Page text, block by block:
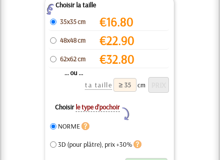
ZChoisir la taille
35x35 cm
€16.80
48x48 cm €22.90
62x62 cm €32.80
... ou ...
ta taille
cm
Choisir le type d’pochoir
Y
NORME
3D (pour plâtre), prix +30%